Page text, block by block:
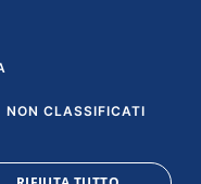
S.p.a. Partita iva
NON CLASSIFICATI